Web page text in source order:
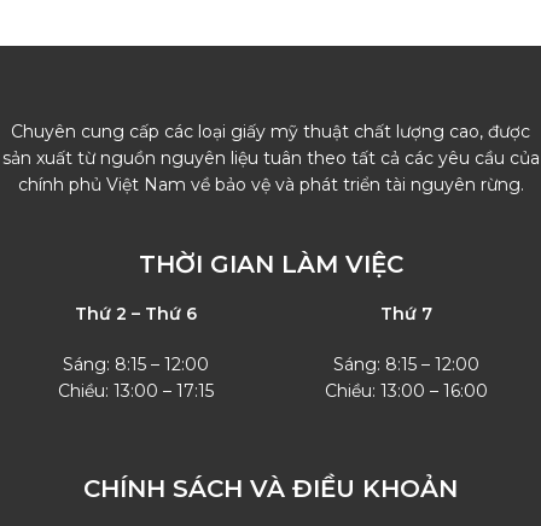
Chuyên cung cấp các loại giấy mỹ thuật chất lượng cao, được
sản xuất từ nguồn nguyên liệu tuân theo tất cả các yêu cầu của
chính phủ Việt Nam về bảo vệ và phát triển tài nguyên rừng.
THỜI GIAN LÀM VIỆC
Thứ 2 – Thứ 6
Sáng: 8:15 – 12:00
Chiều: 13:00 – 17:15
Thứ 7
Sáng: 8:15 – 12:00
Chiều: 13:00 – 16:00
CHÍNH SÁCH VÀ ĐIỀU KHOẢN